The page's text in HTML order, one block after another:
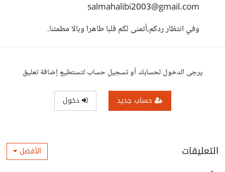
salmahalibi2003@gmail.com
وفي انتظار ردكم،أتمنى لكم قلبا طاهرا وبالا مطمئنا.
يرجى الدخول لحسابك أو تسجيل حساب لتستطيع إضافة تعليق
حساب جديد دخول
التعليقات الأفضل